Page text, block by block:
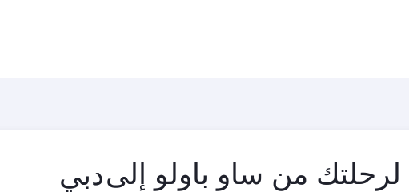
لرحلتك من ساو باولو إلى المغادرة